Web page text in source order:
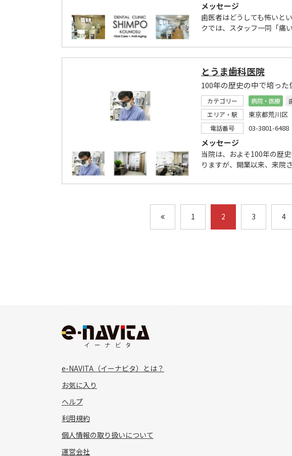
メッセージ
歯医者はどうしても怖いと
クでは、スタッフ一同「痛
とうま歯科医院
カテゴリー 病院・医療
エリア・駅
東京都荒川区
電話番号 03-3801-6488
メッセージ
当院は、およそ100年の歴
りますが、開業以来、来院
1 2 3 4
e-NAVITA（イーナビタ）とは？
お気に入り
ヘルプ
利用規約
個人情報の取り扱いについて
運営会社